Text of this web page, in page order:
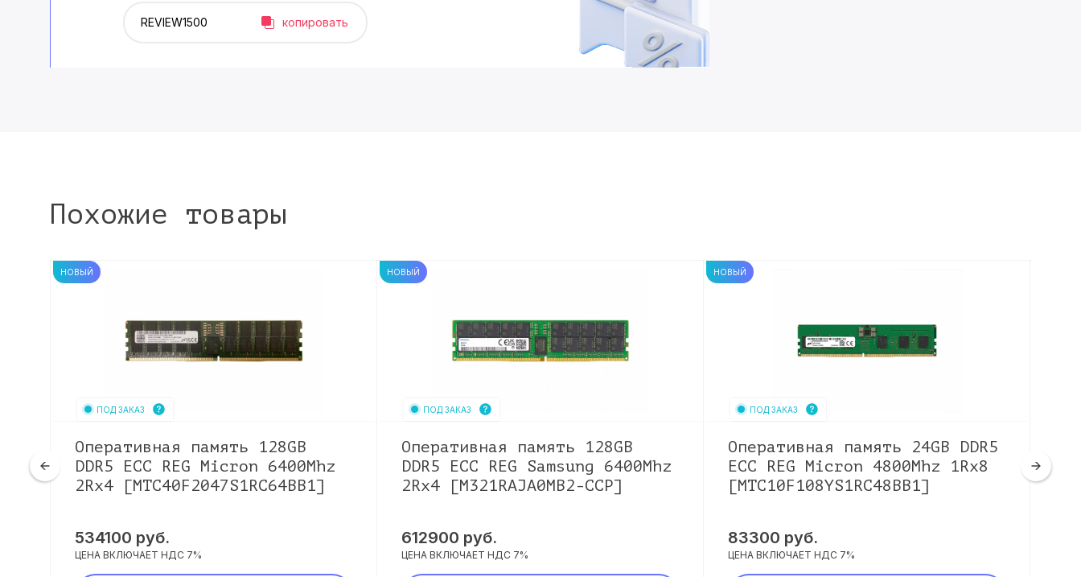
копировать
Похожие товары
НОВЫЙ
ПОД ЗАКАЗ
Оперативная память 128GB
DDR5 ECC REG Micron 6400Mhz
2Rx4 [MTC40F2047S1RC64BB1]
534100 руб.
ЦЕНА ВКЛЮЧАЕТ НДС 7%
НОВЫЙ
ПОД ЗАКАЗ
Оперативная память 128GB
DDR5 ECC REG Samsung 6400Mhz
2Rx4 [M321RAJA0MB2-CCP]
612900 руб.
ЦЕНА ВКЛЮЧАЕТ НДС 7%
НОВЫЙ
ПОД ЗАКАЗ
Оперативная память 24GB DDR5
ECC REG Micron 4800Mhz 1Rx8
[MTC10F108YS1RC48BB1]
83300 руб.
ЦЕНА ВКЛЮЧАЕТ НДС 7%